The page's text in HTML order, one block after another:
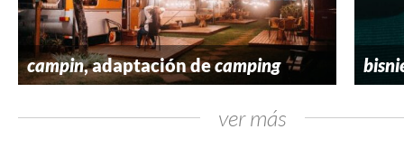
campin, adaptación decamping
ver más